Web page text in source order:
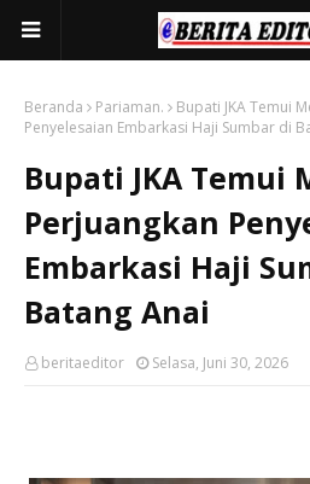
Beranda Pariaman.
Bupati JKA Temui
Penyelesaian Embarkasi Haji Sumbar di
Bupati JKA Temui
Perjuangkan
Embarkasi Haji
Batang Anai
beritaeditor Selasa, Juni 30, 2026